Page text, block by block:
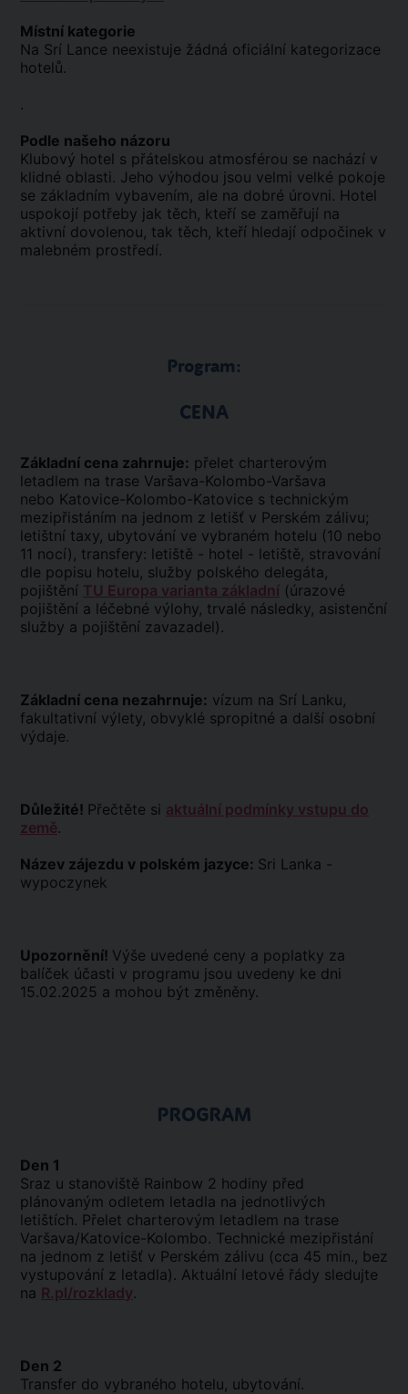
Místní kategorie
Na Srí Lance neexistuje žádná oficiální kategorizace
hotelů.
.
Podle našeho názoru
Klubový hotel s přátelskou atmosférou se nachází v
klidné oblasti. Jeho výhodou jsou velmi velké pokoje
se základním vybavením, ale na dobré úrovni. Hotel
uspokojí potřeby jak těch, kteří se zaměřují na
aktivní dovolenou, tak těch, kteří hledají odpočinek v
malebném prostředí.
Program:
CENA
Základní cena zahrnuje: přelet charterovým
letadlem na trase Varšava-Kolombo-Varšava
nebo Katovice-Kolombo-Katovice s technickým
mezipřistáním na jednom z letišť v Perském zálivu;
letištní taxy, ubytování ve vybraném hotelu (10 nebo
11 nocí), transfery: letiště - hotel - letiště, stravování
dle popisu hotelu, služby polského delegáta,
pojištění TU Europa varianta základní (úrazové
pojištění a léčebné výlohy, trvalé následky, asistenční
služby a pojištění zavazadel).
Základní cena nezahrnuje: vízum na Srí Lanku,
fakultativní výlety, obvyklé spropitné a další osobní
výdaje.
Důležité! Přečtěte si aktuální podmínky vstupu do
země.
Název zájezdu v polském jazyce: Sri Lanka -
wypoczynek
Upozornění! Výše uvedené ceny a poplatky za
balíček účasti v programu jsou uvedeny ke dni
15.02.2025 a mohou být změněny.
PROGRAM
Den 1
Sraz u stanoviště Rainbow 2 hodiny před
plánovaným odletem letadla na jednotlivých
letištích. Přelet charterovým letadlem na trase
Varšava/Katovice-Kolombo. Technické mezipřistání
na jednom z letišť v Perském zálivu (cca 45 min., bez
vystupování z letadla). Aktuální letové řády sledujte
na R.pl/rozklady.
Den 2
Transfer do vybraného hotelu, ubytování.